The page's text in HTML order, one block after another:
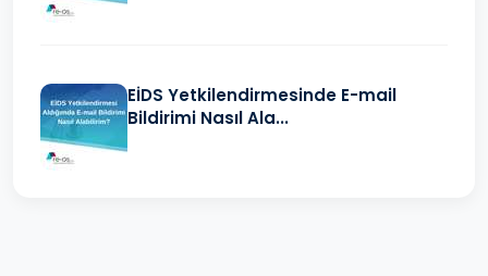
EİDS Yetkilendirmesinde E-mail
Bildirimi Nasıl Ala...